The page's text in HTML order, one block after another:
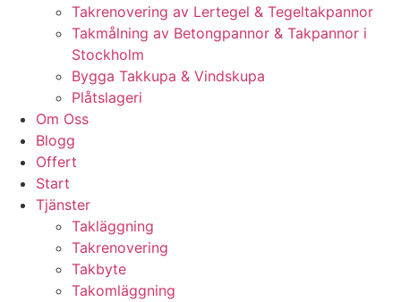
Takrenovering av Lertegel & Tegeltakpannor
Takmålning av Betongpannor & Takpannor i
Stockholm
Bygga Takkupa & Vindskupa
Plåtslageri
Om Oss
Blogg
Offert
Start
Tjänster
Takläggning
Takrenovering
Takbyte
Takomläggning